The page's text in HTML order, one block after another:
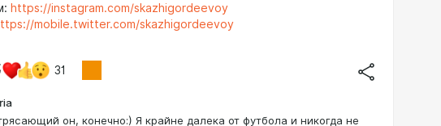
https://instagram.com/skazhigordeevoy
mobile.twitter.com/skazhigordeevoy
31
он, конечно:) Я крайне далека от футбола и никогда не